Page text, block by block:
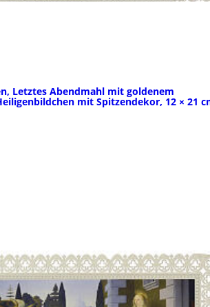
Letztes Abendmahl mit goldenem
mit Spitzendekor, 12 × 21